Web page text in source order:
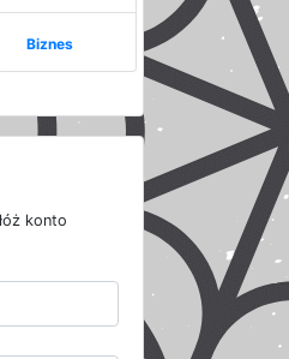
Biznes
konto